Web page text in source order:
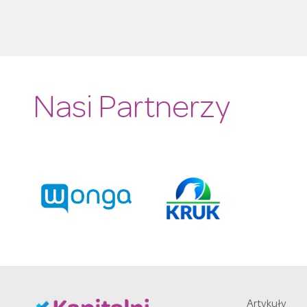
Nasi Partnerzy